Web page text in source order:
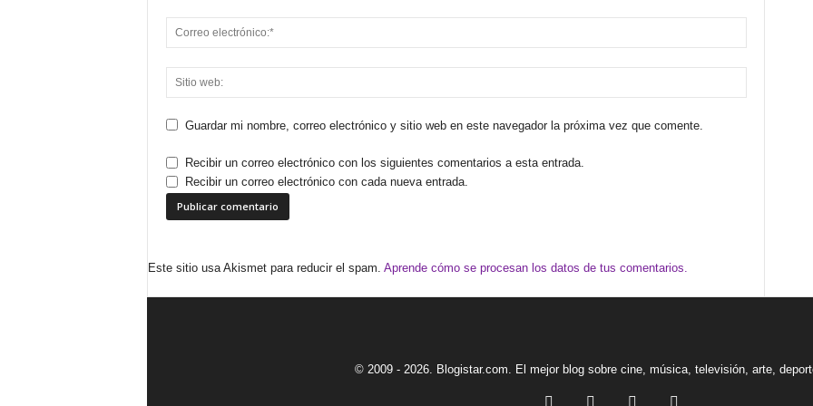
Guardar mi nombre, correo electrónico y sitio web en este navegador la próxima vez que comente.
Recibir un correo electrónico con los siguientes comentarios a esta entrada.
Recibir un correo electrónico con cada nueva entrada.
Este sitio usa Akismet para reducir el spam. Aprende cómo se procesan los datos de tus comentarios.
© 2009 - 2026. Blogistar.com. El mejor blog sobre cine, música, televisión, arte,